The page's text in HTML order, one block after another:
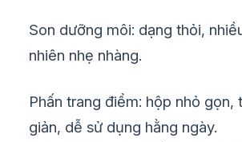
Son dưỡng môi: dạng thỏi,
nhiên nhẹ nhàng.
Phấn trang điểm: hộp nhỏ gọn,
giản, dễ sử dụng hằng ngày.